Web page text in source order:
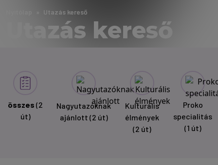
Utazás kereső
Utazás kereső
összes (2
út)
Nagyutazóknak
ajánlott (2 út)
Kulturális
élmények
(2 út)
Proko
specialitás
(1 út)